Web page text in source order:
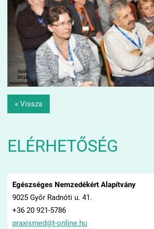
« Vissza
ELÉRHETŐSÉG
Egészséges Nemzedékért Alapítvány
9025 Győr Radnóti u. 41.
+36 20 921-5786
praxismed@t-online.hu